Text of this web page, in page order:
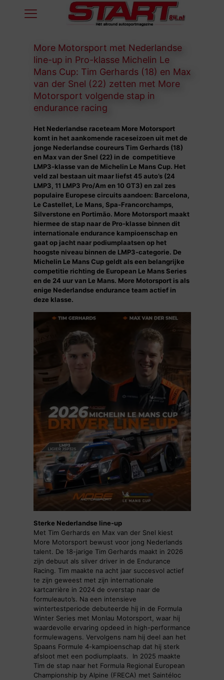
More Motorsport met Nederlandse
line-up in Pro-klasse Michelin Le
Mans Cup: Tim Gerhards (18) en Max
van der Snel (22) zetten met More
Motorsport volgende stap in
endurance racing
Het Nederlandse raceteam More Motorsport
komt in het aankomende raceseizoen uit met de
jonge Nederlandse coureurs Tim Gerhards (18)
en Max van der Snel (22) in de competitieve
LMP3-klasse van de Michelin Le Mans Cup. Het
veld zal bestaan uit maar liefst 45 auto’s (24
LMP3, 11 LMP3 Pro/Am en 10 GT3) en zal zes
populaire Europese circuits aandoen: Barcelona,
Le Castellet, Le Mans, Spa-Francorchamps,
Silverstone en Portimão. More Motorsport maakt
hiermee de stap naar de Pro-klasse binnen dit
internationale endurance kampioenschap en
gaat op jacht naar podiumplaatsen op het
hoogste niveau binnen de LMP3-categorie. De
Michelin Le Mans Cup geldt als een belangrijke
competitie richting de European Le Mans Series
en de 24 uur van Le Mans. More Motorsport is als
enige Nederlandse endurance team actief in
deze klasse.
Sterke Nederlandse line-up
Met Tim Gerhards en Max van der Snel kiest
More Motorsport bewust voor jong Nederlands
talent. De 18-jarige Tim Gerhards maakt in 2026
zijn debuut als silver driver in de Endurance
Racing. Tim maakte na acht jaar succesvol actief
te zijn geweest met zijn internationale
kartcarrière in 2024 de overstap naar de
formuleauto’s. Na een intensieve
wintertestperiode debuteerde hij in de Formula
Winter Series met Monlau Motorsport, waar hij
waardevolle ervaring opdeed in high-performance
formulewagens. Vervolgens nam hij deel aan het
Spaans Formule 4-kampioenschap dat hij sterk
afsloot met een podiumplaats. In 2025 maakte
Tim de stap naar het Formula Regional European
Championship by Alpine (FRECA) met Saintéloc